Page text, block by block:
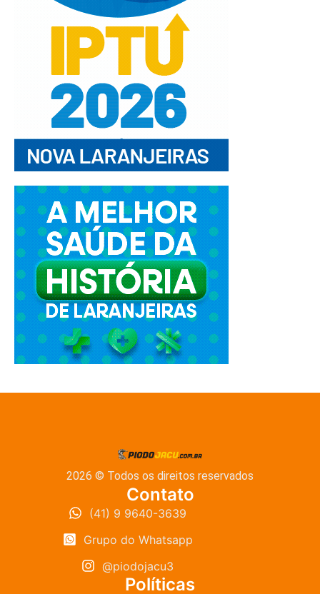
2026 © Todos os direitos reservados
Contato
(41) 9 9640-3639
Grupo do Whatsapp
@piodojacu3
Políticas